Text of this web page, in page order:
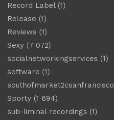
Record Label(1)
Release (1)
Reviews (1)
Sexy (7 072)
socialnetworkingservices (1)
software (1)
southofmarket2csanfrancisco
Sporty (1 694)
sub-liminal recordings (1)